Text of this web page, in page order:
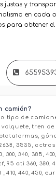
justas y
en cada
para obtener
camión?
tipo de
volquete, tren
3535, actros
300, 340, 385,
95 ati 360, 380,
410, 440, 450,